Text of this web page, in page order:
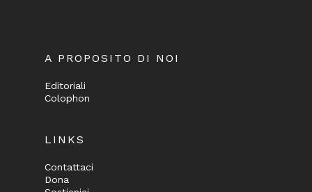
A PROPOSITO DI NOI
Editoriali
Colophon
LINKS
Contattaci
Dona